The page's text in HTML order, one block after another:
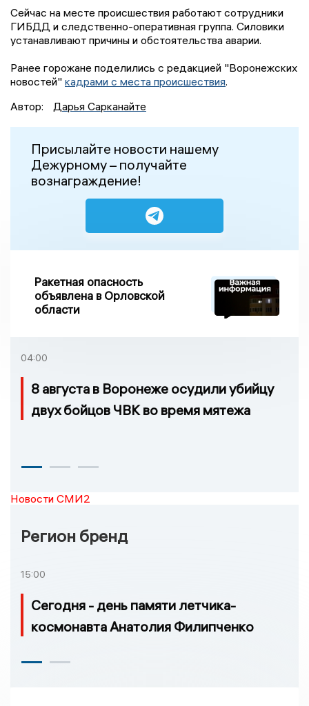
Сейчас на месте происшествия работают сотрудники
ГИБДД и следственно-оперативная группа. Силовики
устанавливают причины и обстоятельства аварии.
Ранее горожане поделились с редакцией "Воронежских
новостей" кадрами с места происшествия.
Автор:
Дарья Сарканайте
Присылайте новости нашему
Дежурному – получайте
вознаграждение!
Ракетная опасность
объявлена в Орловской
области
04:00
8 августа в Воронеже осудили убийцу
двух бойцов ЧВК во время мятежа
Новости СМИ2
Регион бренд
15:00
Сегодня - день памяти летчика-
космонавта Анатолия Филипченко